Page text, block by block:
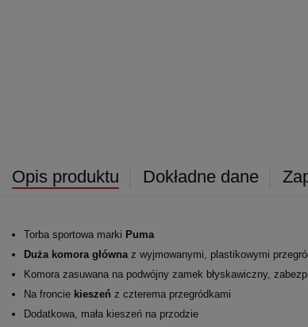
Opis produktu Dokładne dane
Torba sportowa marki Puma
Duża komora głównaz wyjmowanymi, plastikowymi
Komora zasuwana na podwójny zamek błyskawiczny,
Na froncie kieszeń z czterema przegródkami
Dodatkowa, mała kieszeń na przodzie